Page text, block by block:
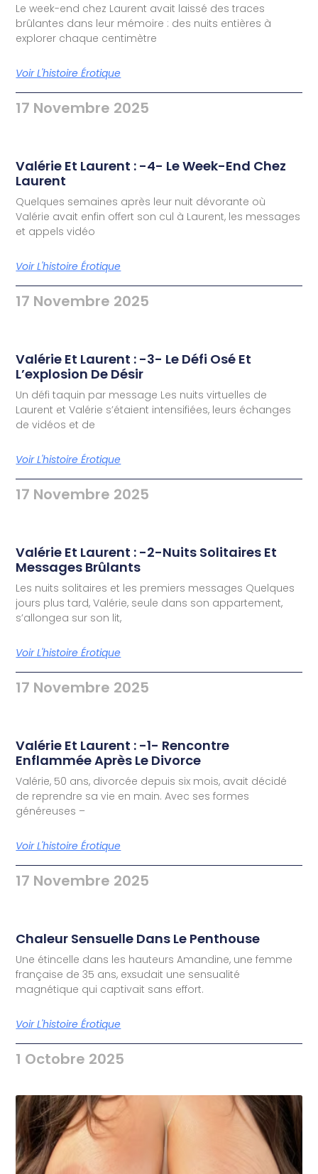
Le week-end chez Laurent avait laissé des traces
brûlantes dans leur mémoire : des nuits entières à
explorer chaque centimètre
Voir L'histoire Érotique
17 Novembre 2025
Valérie Et Laurent : -4- Le Week-End Chez
Laurent
Quelques semaines après leur nuit dévorante où
Valérie avait enfin offert son cul à Laurent, les messages
et appels vidéo
Voir L'histoire Érotique
17 Novembre 2025
Valérie Et Laurent : -3- Le Défi Osé Et
L’explosion De Désir
Un défi taquin par message Les nuits virtuelles de
Laurent et Valérie s’étaient intensifiées, leurs échanges
de vidéos et de
Voir L'histoire Érotique
17 Novembre 2025
Valérie Et Laurent : -2-Nuits Solitaires Et
Messages Brûlants
Les nuits solitaires et les premiers messages Quelques
jours plus tard, Valérie, seule dans son appartement,
s’allongea sur son lit,
Voir L'histoire Érotique
17 Novembre 2025
Valérie Et Laurent : -1- Rencontre
Enflammée Après Le Divorce
Valérie, 50 ans, divorcée depuis six mois, avait décidé
de reprendre sa vie en main. Avec ses formes
généreuses –
Voir L'histoire Érotique
17 Novembre 2025
Chaleur Sensuelle Dans Le Penthouse
Une étincelle dans les hauteurs Amandine, une femme
française de 35 ans, exsudait une sensualité
magnétique qui captivait sans effort.
Voir L'histoire Érotique
1 Octobre 2025